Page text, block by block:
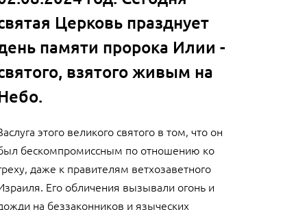
Церковь празднует
памяти пророка Илии -
взятого живым на
этого великого святого в том, что он
бескомпромиссным по отношению ко
даже к правителям ветхозаветного
Его обличения вызывали огонь и
на беззаконников и языческих